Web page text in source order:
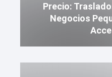
Precio:
Negocios